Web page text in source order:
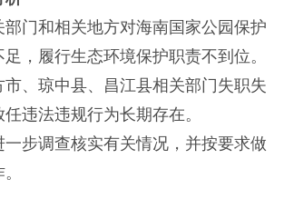
和相关地方对海南国家公园保护
，履行生态环境保护职责不到位。
市、琼中县、昌江县相关部门失职失
违法违规行为长期存在。
调查核实有关情况，并按要求做